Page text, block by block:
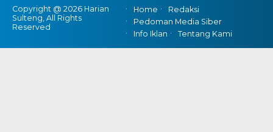
Copyright @ 2026 Harian
Sulteng, All Rights
Reserved
Home
Redaksi
Pedoman Media Siber
Info Iklan
Tentang Kami